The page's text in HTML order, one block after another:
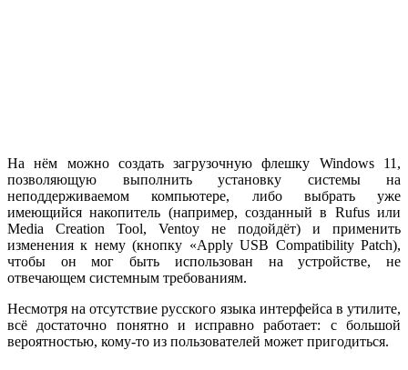
На нём можно создать загрузочную флешку Windows 11,
позволяющую выполнить установку системы на
неподдерживаемом компьютере, либо выбрать уже
имеющийся накопитель (например, созданный в Rufus или
Media Creation Tool, Ventoy не подойдёт) и применить
изменения к нему (кнопку «Apply USB Compatibility Patch),
чтобы он мог быть использован на устройстве, не
отвечающем системным требованиям.
Несмотря на отсутствие русского языка интерфейса в утилите,
всё достаточно понятно и исправно работает: с большой
вероятностью, кому-то из пользователей может пригодиться.